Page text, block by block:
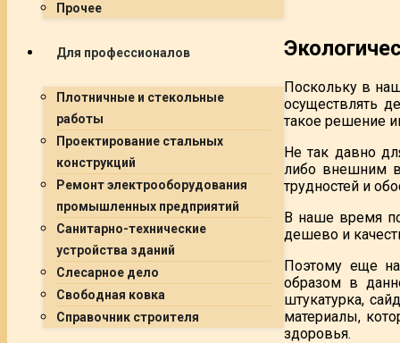
Прочее
Для профессионалов
Плотничные и стекольные
работы
Проектирование стальных
конструкций
Ремонт электрооборудования
промышленных предприятий
Санитарно-технические
устройства зданий
Слесарное дело
Свободная ковка
Справочник строителя
Поскольку в
осуществлять
такое решение
Не так давно
либо внешним
трудностей и
В наше время
дешево и
Поэтому еще на
образом в
штукатурка,
материалы,
здоровья.